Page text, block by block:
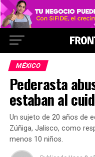
MÉXICO
Pederasta
estaban al
Un sujeto de 20 años de
Zúñiga, Jalisco, como
menos 10 niños.